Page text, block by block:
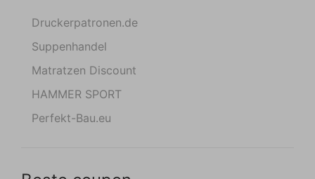
Druckerpatronen.de
Suppenhandel
Matratzen Discount
HAMMER SPORT
Perfekt-Bau.eu